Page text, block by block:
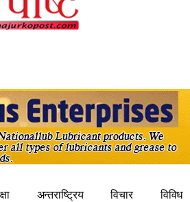
अन्तराष्ट्रिय विचार विविध